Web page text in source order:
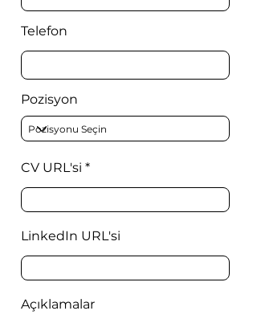
Telefon
Pozisyon
CV URL'si
LinkedIn URL'si
Açıklamalar